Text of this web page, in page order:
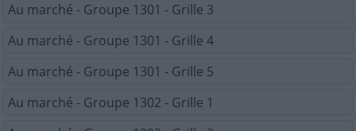
Au marché - Groupe 1301 - Grille 3
Au marché - Groupe 1301 - Grille 4
Au marché - Groupe 1301 - Grille 5
Au marché - Groupe 1302 - Grille 1